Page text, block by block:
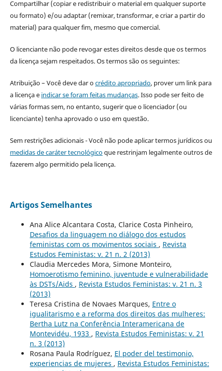
Compartilhar (copiar e redistribuir o material em qualquer suporte
ou formato) e/ou adaptar (remixar, transformar, e criar a partir do
material) para qualquer fim, mesmo que comercial.
O licenciante não pode revogar estes direitos desde que os termos
da licença sejam respeitados. Os termos são os seguintes:
Atribuição – Você deve dar ocrédito apropriado, prover um link para
a licença e indicar se foram feitas mudanças. Isso pode ser feito de
várias formas sem, no entanto, sugerir que o licenciador (ou
licenciante) tenha aprovado o uso em questão.
Sem restrições adicionais - Você não pode aplicar termos jurídicos ou
medidas de caráter tecnológicoque restrinjam legalmente outros de
fazerem algo permitido pela licença.
Artigos Semelhantes
Ana Alice Alcantara Costa, Clarice Costa Pinheiro,
Desafios da linguagem no diálogo dos estudos
feministas com os movimentos sociais , Revista
Estudos Feministas: v. 21 n. 2 (2013)
Claudia Mercedes Mora, Simone Monteiro,
Homoerotismo feminino, juventude e vulnerabilidade
às DSTs/Aids , Revista Estudos Feministas: v. 21 n. 3
(2013)
Teresa Cristina de Novaes Marques, Entre o
igualitarismo e a reforma dos direitos das mulheres:
Bertha Lutz na Conferência Interamericana de
Montevidéu, 1933 , Revista Estudos Feministas: v. 21
n. 3 (2013)
Rosana Paula Rodríguez, El poder del testimonio,
experiencias de mujeres , Revista Estudos Feministas: